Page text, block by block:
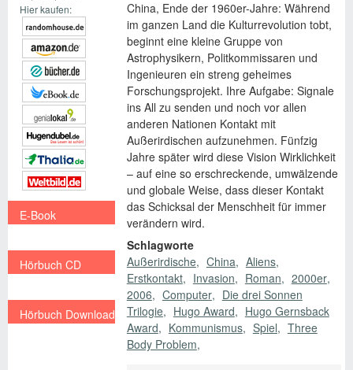
Hier kaufen:
E-Book
Hörbuch CD
Hörbuch Download
China, Ende der 1960er-Jahre: Während
im ganzen Land die Kulturrevolution tobt,
beginnt eine kleine Gruppe von
Astrophysikern, Politkommissaren und
Ingenieuren ein streng geheimes
Forschungsprojekt. Ihre Aufgabe: Signale
ins All zu senden und noch vor allen
anderen Nationen Kontakt mit
Außerirdischen aufzunehmen. Fünfzig
Jahre später wird diese Vision Wirklichkeit
– auf eine so erschreckende, umwälzende
und globale Weise, dass dieser Kontakt
das Schicksal der Menschheit für immer
verändern wird.
Schlagworte
Außerirdische
China
Aliens
Erstkontakt
Invasion Roman
2000er
2006
Computer
Die drei Sonnen
Trilogie
Hugo Award
Hugo Gernsback
Award
Kommunismus Spiel
Three
Body Problem